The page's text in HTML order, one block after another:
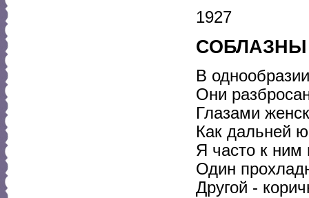
1927
СОБЛАЗНЫ
В
Они
Глазами
Как дальней
Я часто к ним
Один
Другой -